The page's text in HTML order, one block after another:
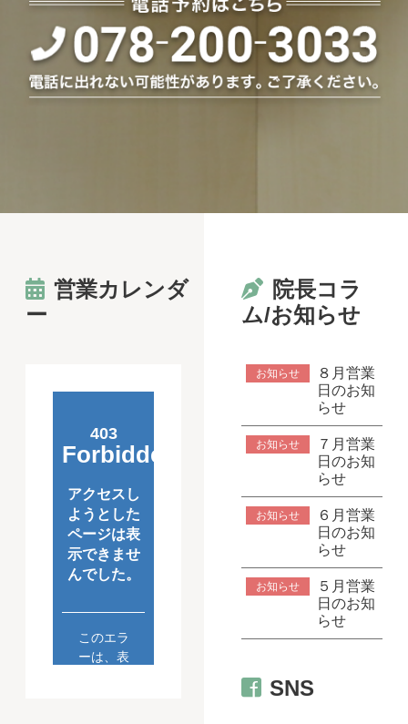
営業カレンダ
ー
院長コラ
ム/お知らせ
お知らせ
８月営業
日のお知
らせ
お知らせ
７月営業
日のお知
らせ
お知らせ
６月営業
日のお知
らせ
お知らせ
５月営業
日のお知
らせ
SNS